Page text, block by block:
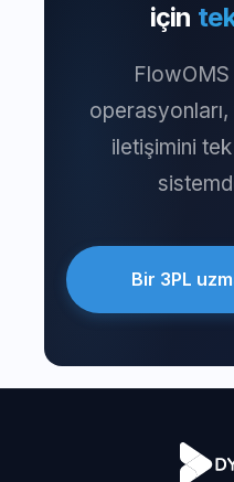
için
iletişimini
Bir 3PL